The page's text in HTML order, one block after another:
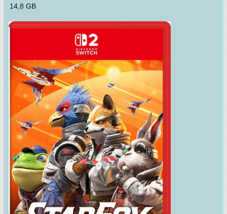
14,8 GB